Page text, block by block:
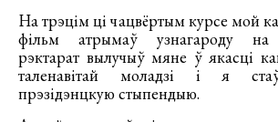
На трэцім ці чацвёртым курсе мой
фільм атрымаў узнагароду на
рэктарат вылучыў мяне ў якасці
таленавітай моладзі і я
прэзідэнцкую стыпендыю.